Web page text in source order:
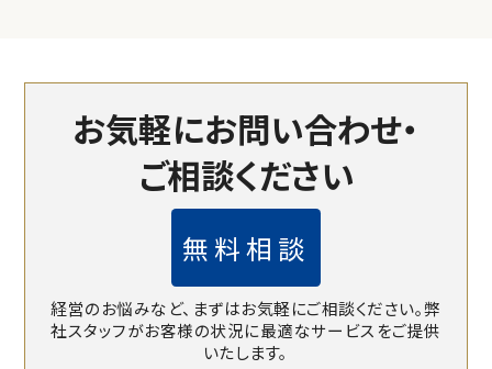
お気軽にお問い合わせ・
ご相談ください
無料相談
経営のお悩みなど、まずはお気軽にご相談ください。弊
社スタッフがお客様の状況に最適なサービスをご提供
いたします。